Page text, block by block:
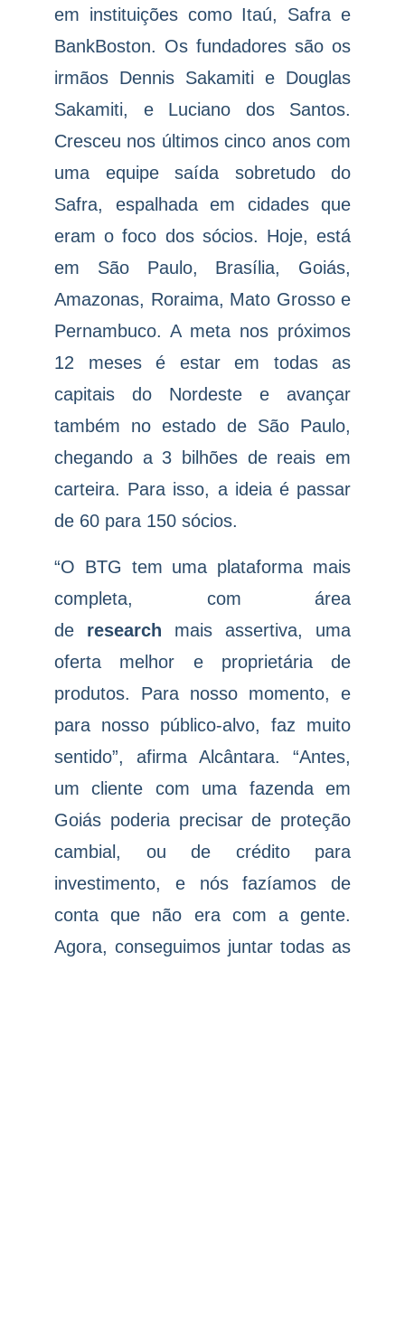
em instituições como Itaú, Safra e
BankBoston. Os fundadores são os
irmãos Dennis Sakamiti e Douglas
Sakamiti, e Luciano dos Santos.
Cresceu nos últimos cinco anos com
uma equipe saída sobretudo do
Safra, espalhada em cidades que
eram o foco dos sócios. Hoje, está
em São Paulo, Brasília, Goiás,
Amazonas, Roraima, Mato Grosso e
Pernambuco. A meta nos próximos
12 meses é estar em todas as
capitais do Nordeste e avançar
também no estado de São Paulo,
chegando a 3 bilhões de reais em
carteira. Para isso, a ideia é passar
de 60 para 150 sócios.
“O BTG tem uma plataforma mais
completa, com área
de research mais assertiva, uma
oferta melhor e proprietária de
produtos. Para nosso momento, e
para nosso público-alvo, faz muito
sentido”, afirma Alcântara. “Antes,
um cliente com uma fazenda em
Goiás poderia precisar de proteção
cambial, ou de crédito para
investimento, e nós fazíamos de
conta que não era com a gente.
Agora, conseguimos juntar todas as